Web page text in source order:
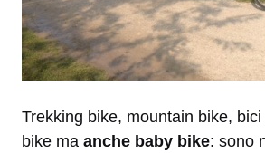
Trekking bike, mountain bike,
bike ma anche baby bike: sono